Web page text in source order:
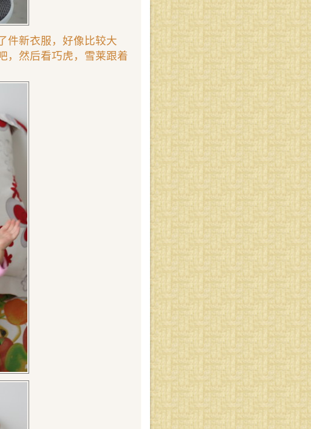
件新衣服，好像比较大
，然后看巧虎，雪莱跟着